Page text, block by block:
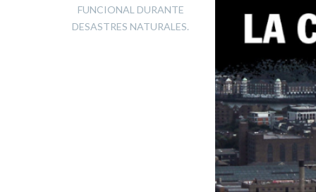
FUNCIONAL DURANTE
DESASTRES NATURALES.